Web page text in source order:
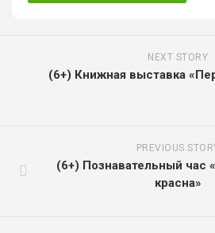
NEXT STORY
(6+) Книжная выставка
PREVIOUS
(6+) Познавательный час
красна»